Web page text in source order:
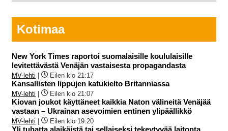
Kotimaa
New York Times raportoi suomalaisille koululaisille
levitettävästä Venäjän vastaisesta propagandasta
MV-lehti Eilen klo 21:17
Kansallisten lippujen katukielto Britanniassa
MV-lehti Eilen klo 21:07
Kiovan joukot käyttäneet kaikkia Naton välineitä Venäjää
vastaan – Ukrainan asevoimien entinen ylipäällikkö
MV-lehti Eilen klo 19:20
Yli tuhatta alaikäistä tai sellaiseksi tekeytyvää laitonta